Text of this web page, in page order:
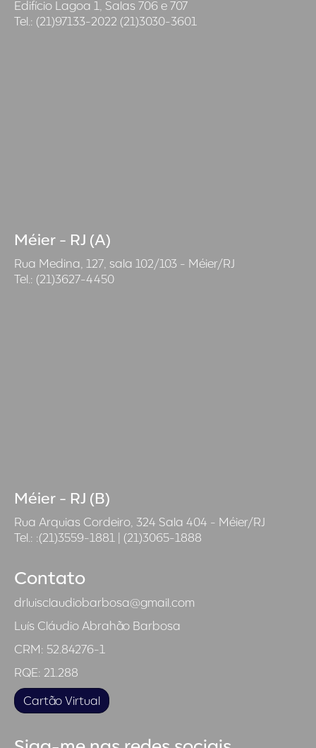
Edifício Lagoa 1, Salas 706 e 707
Tel.: (21)97133-2022 (21)3030-3601
Méier - RJ (A)
Rua Medina, 127, sala 102/103 - Méier/RJ
Tel.: (21)3627-4450
Méier - RJ (B)
Rua Arquias Cordeiro, 324 Sala 404 - Méier/RJ
Tel.: :(21)3559-1881 | (21)3065-1888
Contato
drluisclaudiobarbosa@gmail.com
Luís Cláudio Abrahão Barbosa
CRM: 52.84276-1
RQE: 21.288
Cartão Virtual